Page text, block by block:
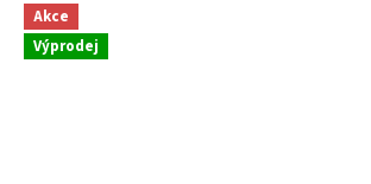
Akce
Výprodej